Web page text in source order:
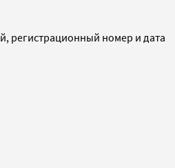
регистрационный номер и дата